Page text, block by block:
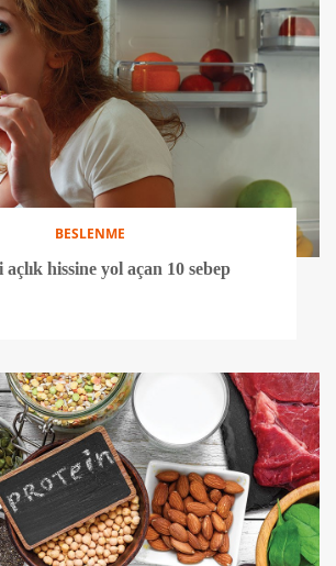
BESLENME
açlık hissine yol açan 10 sebep